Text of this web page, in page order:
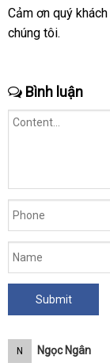
Cảm ơn quý khách
chúng tôi.
Bình luận
N Ngọc Ngân